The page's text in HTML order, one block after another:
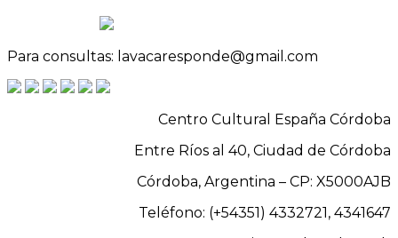
Para consultas: lavacaresponde@gmail.com
Centro Cultural España Córdoba
Entre Ríos al 40, Ciudad de Córdoba
Córdoba, Argentina – CP: X5000AJB
Teléfono: (+54351) 4332721, 4341647